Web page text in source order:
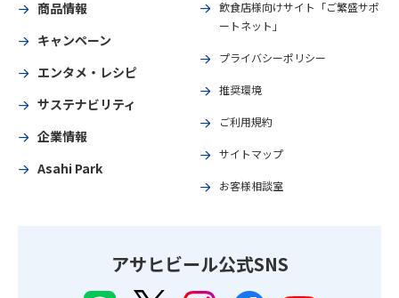
商品情報
キャンペーン
エンタメ・レシピ
サステナビリティ
企業情報
Asahi Park
飲食店様向けサイト「ご繁盛サポ
ートネット」
プライバシーポリシー
推奨環境
ご利用規約
サイトマップ
お客様相談室
アサヒビール公式SNS